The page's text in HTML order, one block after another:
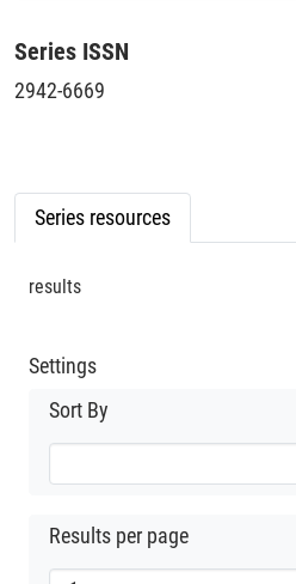
Series ISSN
2942-6669
Series resources
results
Settings
Sort By
Results per page